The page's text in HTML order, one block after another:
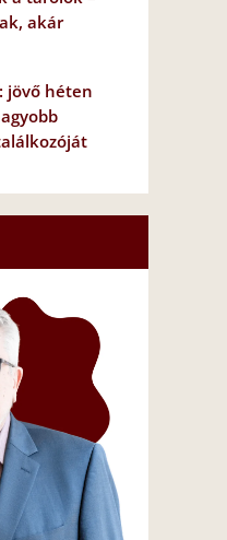
akár
jövő héten